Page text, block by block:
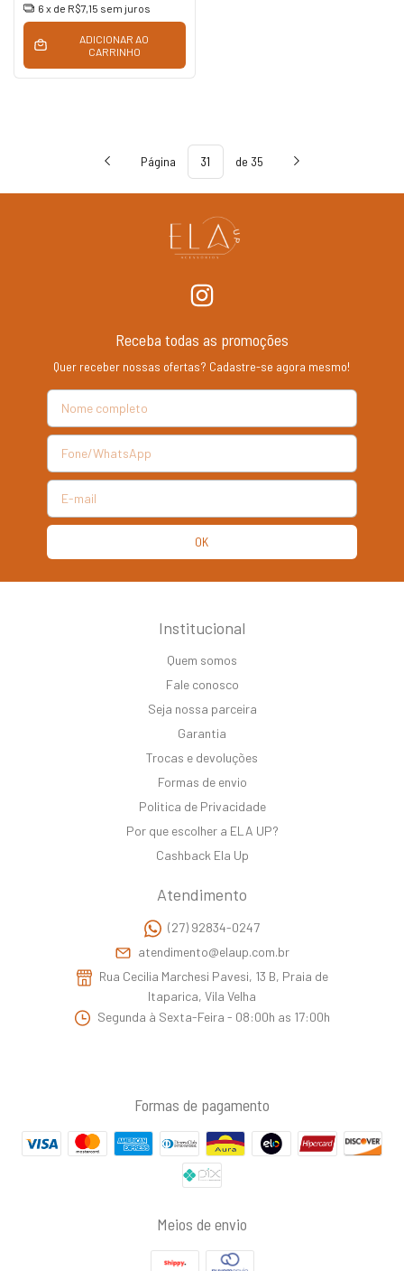
6 x de R$7,15 sem juros
ADICIONAR AO
CARRINHO
Página de 35
Receba todas as promoções
Quer receber nossas ofertas? Cadastre-se agora mesmo!
Institucional
Quem somos
Fale conosco
Seja nossa parceira
Garantia
Trocas e devoluções
Formas de envio
Politica de Privacidade
Por que escolher a ELA UP?
Cashback Ela Up
Atendimento
(27) 92834-0247
atendimento@elaup.com.br
Rua Cecilia Marchesi Pavesi, 13 B, Praia de
Itaparica, Vila Velha
Segunda à Sexta-Feira - 08:00h as 17:00h
Formas de pagamento
Meios de envio